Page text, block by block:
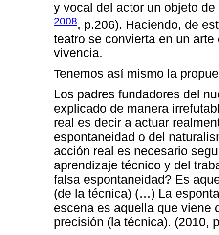
y vocal del actor un objeto
2008, p.206). Haciendo, de
teatro se convierta en un
vivencia.
Tenemos así mismo la
Los padres fundadores del
explicado de manera
real es decir a actuar
espontaneidad o del
acción real es necesario
aprendizaje técnico y del
falsa espontaneidad? Es
(de la técnica) (…) La
escena es aquella que viene
precisión (la técnica). (2010,